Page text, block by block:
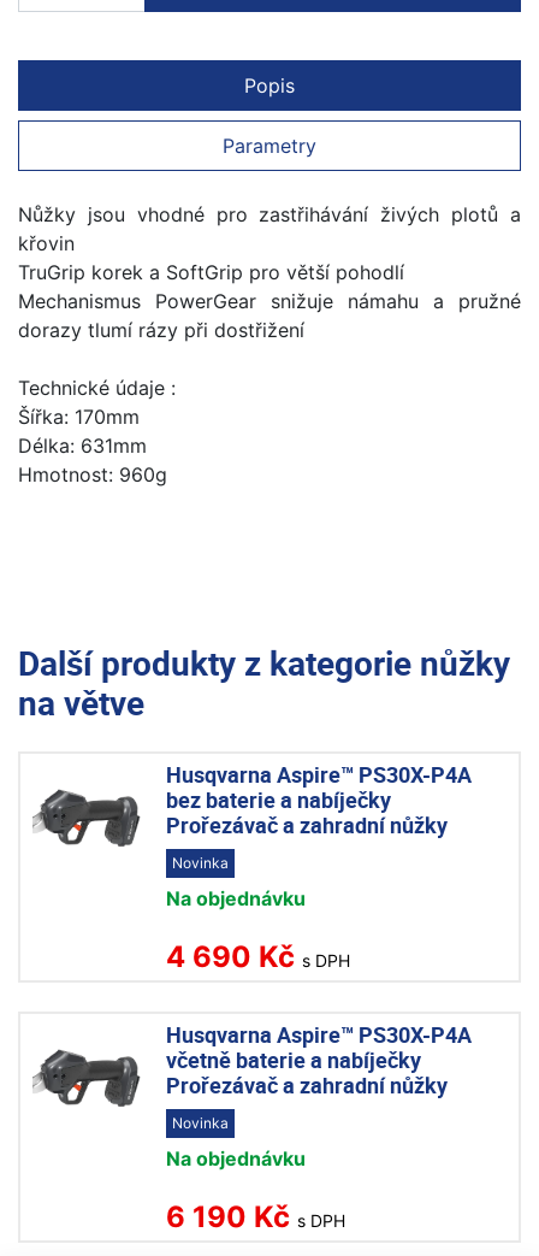
Popis
Parametry
Nůžky jsou vhodné pro zastřihávání živých plotů a
křovin
TruGrip korek a SoftGrip pro větší pohodlí
Mechanismus PowerGear snižuje námahu a pružné
dorazy tlumí rázy při dostřižení
Technické údaje :
Šířka: 170mm
Délka: 631mm
Hmotnost: 960g
Další produkty z kategorie nůžky
na větve
Husqvarna Aspire™ PS30X-P4A
bez baterie a nabíječky
Prořezávač a zahradní nůžky
Novinka
Na objednávku
4 690 Kč s DPH
Husqvarna Aspire™ PS30X-P4A
včetně baterie a nabíječky
Prořezávač a zahradní nůžky
Novinka
Na objednávku
6 190 Kč s DPH